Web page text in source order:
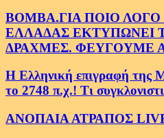
ΒΟΜΒΑ.ΓΙΑ ΠΟΙΟ
ΕΛΛΑΔΑΣ ΕΚΤΥΠΩΝΕΙ
ΔΡΑΧΜΕΣ. ΦΕΥΓΟΥΜΕ
Η Ελληνική επιγραφή της
το 2748 π.χ.! Τι
ΑΝΟΠΑΙΑ ΑΤΡΑΠΟΣ LIVE